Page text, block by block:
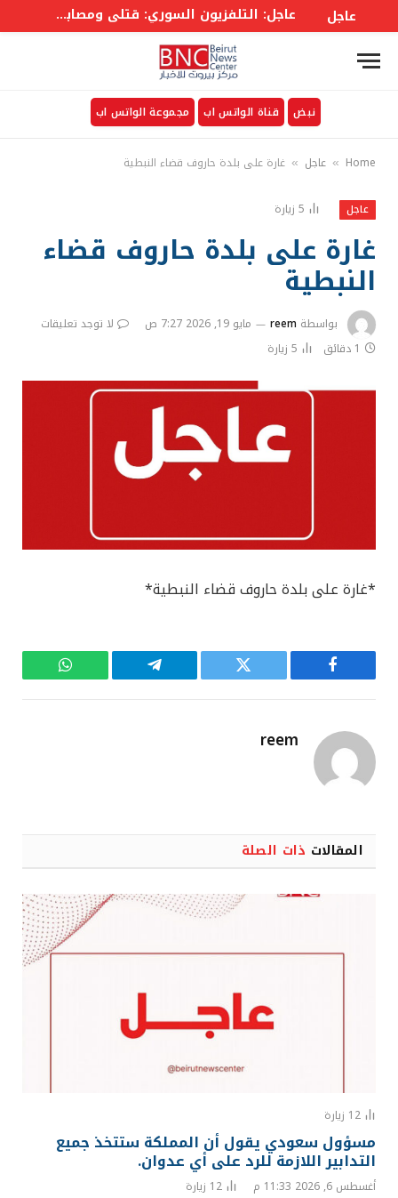
عاجل عاجل: التلفزيون السوري: قتلى ومصابون في انفجار عبوة ناسفة بحافلة ركاب في جرمانا بريف #دمشق
نبض قناة الواتس اب مجموعة الواتس اب
Home
» عاجل » غارة على بلدة حاروف قضاء النبطية
عاجل 5 زيارة
غارة على بلدة حاروف قضاء
النبطية
بواسطة reem مايو 19, 2026 7:27 ص
لا توجد تعليقات
1 دقائق
5 زيارة
*غارة على بلدة حاروف قضاء النبطية*
فيسبوك تويتر تيلقرام واتساب
reem
المقالات ذات الصلة
12 زيارة
مسؤول سعودي يقول أن المملكة ستتخذ جميع
التدابير اللازمة للرد على أي عدوان.
أغسطس 6, 2026 11:33 م 12 زيارة